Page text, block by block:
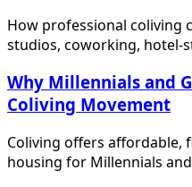
How professional coliving
studios, coworking, hotel-
Why Millennials and
Coliving Movement
Coliving offers affordable,
housing for Millennials